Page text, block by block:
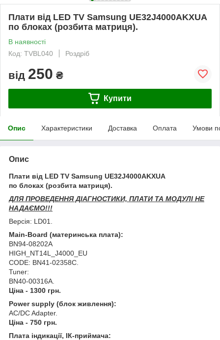
Плати від LED TV Samsung UE32J4000AKXUA
по блоках (розбита матриця).
В наявності
Код: TVBL040
Роздріб
від 250 ₴
Купити
Опис Характеристики Доставка Оплата Умови
Опис
Плати від LED TV Samsung UE32J4000AKXUA
по блоках (розбита матриця).
ДЛЯ ПРОВЕДЕННЯ ДІАГНОСТИКИ, ПЛАТИ ТА МОДУЛІ НЕ
НАДАЄМО!!!
Версія: LD01.
Main-Board (материнська плата):
BN94-08202A
HIGH_NT14L_J4000_EU
CODE: BN41-02358C.
Tuner:
BN40-00316A.
Ціна - 1300 грн.
Power supply (блок живлення):
AC/DC Adapter.
Ціна - 750 грн.
Плата індикації, ІК-приймача: